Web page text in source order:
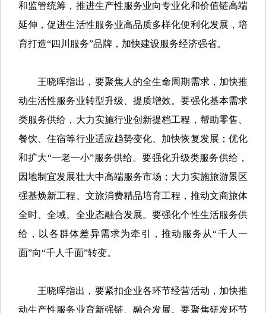
和监管统筹，推进生产性服务业向专业化和价值链高端
延伸，促进生活性服务业高品质多样化便利化发展，培
育打造“四川服务”品牌，加快建设服务经济强省。
王晓晖指出，要聚焦人的全生命周期需求，加快推
动生活性服务业转型升级、提质增效。要强化基本需求
类服务供给，大力实施行业创新提档工程，帮助零售、
餐饮、住宿等行业适应趋势变化、加快恢复发展；优化
和扩大“一老一小”服务供给。要强化升级类服务供给，
因地制宜发展壮大中高端服务市场；大力实施旅游景区
强基焕新工程、文旅消费精品培育工程，推动文商旅体
全时、全域、全业态融合发展。要强化个性生活服务供
给，以各群体差异需求为牵引，推动服务从“千人一
面”向“千人千面”转变。
王晓晖指出，要紧扣企业各环节经营活动，加快推
动生产性服务业育新强链、融合发展。要聚焦研发环节